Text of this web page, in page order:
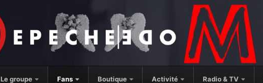
Le groupe Fans Boutique Activité Radio & TV